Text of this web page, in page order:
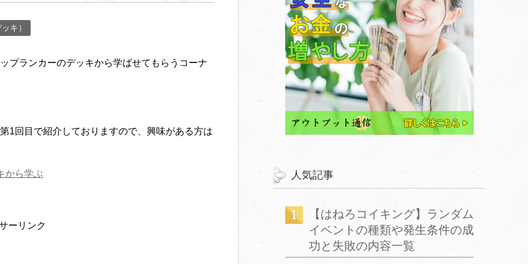
キ）
プランカーのデッキから学ばせてもらうコーナ
1回目で紹介しておりますので、興味がある方は
から学ぶ
ーリンク
人気記事
【はねろコイキング】ランダム
イベントの種類や発生条件の成
功と失敗の内容一覧